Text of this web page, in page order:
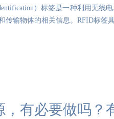
）标签是一种利用无
传输物体的相关信息。RFID标签
，有必要做吗？